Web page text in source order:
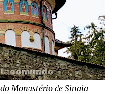
Monastério de Sinaia